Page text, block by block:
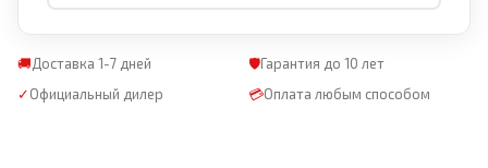
🚚Доставка 1-7 дней 🛡Гарантия до 10 лет
✓Официальный дилер 💳Оплата любым способом